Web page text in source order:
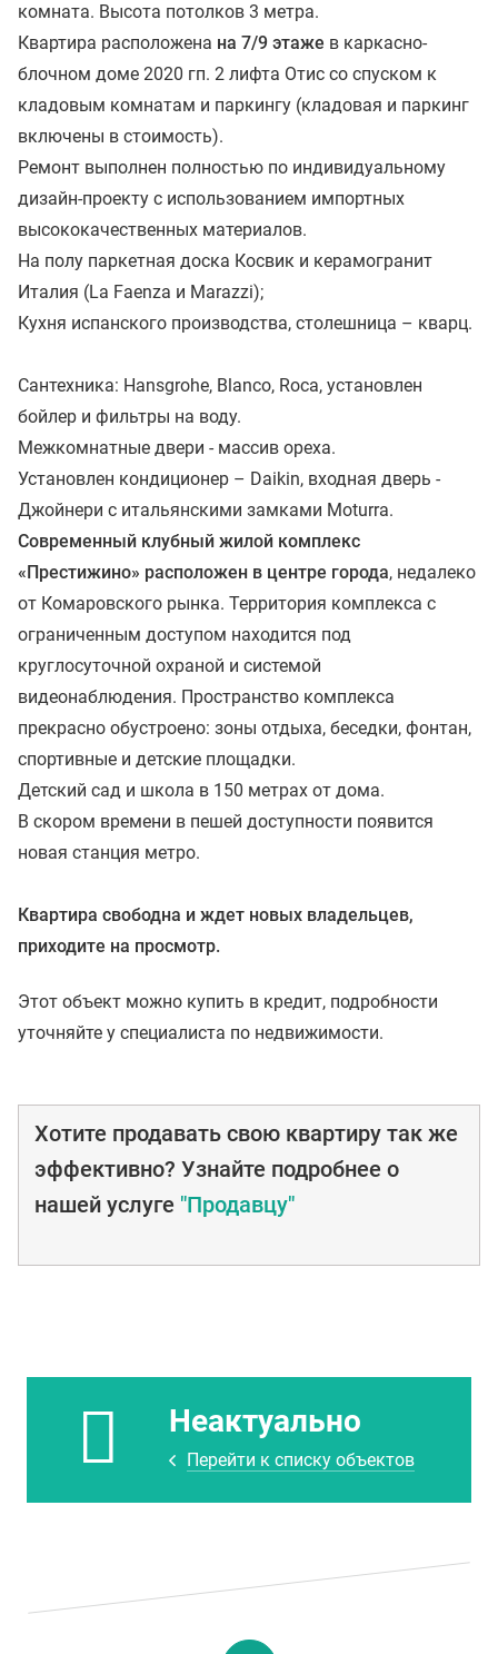
комната. Высота потолков 3 метра.
Квартира расположена на 7/9 этаже в каркасно-
блочном доме 2020 гп. 2 лифта Отис со спуском к
кладовым комнатам и паркингу (кладовая и паркинг
включены в стоимость).
Ремонт выполнен полностью по индивидуальному
дизайн-проекту с использованием импортных
высококачественных материалов.
На полу паркетная доска Косвик и керамогранит
Италия (La Faenza и Marazzi);
Кухня испанского производства, столешница – кварц.
Сантехника: Hansgrohe, Blanco, Roca, установлен
бойлер и фильтры на воду.
Межкомнатные двери - массив ореха.
Установлен кондиционер – Daikin, входная дверь -
Джойнери с итальянскими замками Moturra.
Современный клубный жилой комплекс
«Престижино» расположен в центре города, недалеко
от Комаровского рынка. Территория комплекса с
ограниченным доступом находится под
круглосуточной охраной и системой
видеонаблюдения. Пространство комплекса
прекрасно обустроено: зоны отдыха, беседки, фонтан,
спортивные и детские площадки.
Детский сад и школа в 150 метрах от дома.
В скором времени в пешей доступности появится
новая станция метро.
Квартира свободна и ждет новых владельцев,
приходите на просмотр.
Этот объект можно купить в кредит, подробности
уточняйте у специалиста по недвижимости.
Хотите продавать свою квартиру так же
эффективно? Узнайте подробнее о
нашей услуге "Продавцу"
Неактуально
Перейти к списку объектов